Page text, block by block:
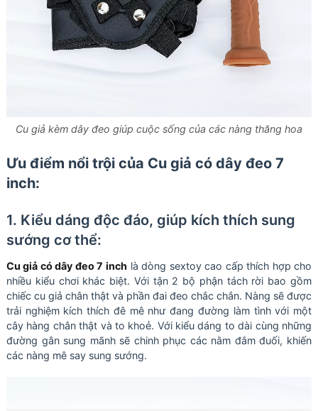
Cu giả kèm dây đeo giúp cuộc sống của các nàng thăng hoa
Ưu điểm nổi trội của Cu giả có dây đeo 7
inch:
1. Kiểu dáng độc đáo, giúp kích thích sung
sướng cơ thể:
Cu giả có dây đeo 7 inch là dòng sextoy cao cấp thích hợp cho
nhiều kiểu chơi khác biệt. Với tận 2 bộ phận tách rời bao gồm
chiếc cu giả chân thật và phần đai đeo chắc chắn. Nàng sẽ được
trải nghiệm kích thích đê mê như đang đường làm tình với một
cây hàng chân thật và to khoẻ. Với kiểu dáng to dài cùng những
đường gân sung mãnh sẽ chinh phục các nằm đắm đuối, khiến
các nàng mê say sung sướng.